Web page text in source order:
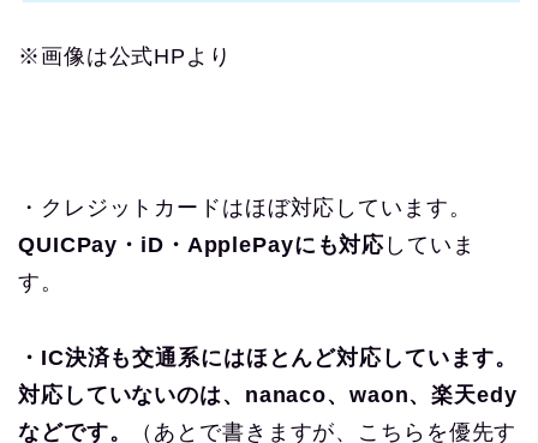
※画像は公式HPより
・クレジットカードはほぼ対応しています。
QUICPay・iD・ApplePayにも対応 していま
す。
・IC決済も交通系にはほとんど対応しています。
対応していないのは、nanaco、waon、楽天edy
などです。
（あとで書きますが、こちらを優先す